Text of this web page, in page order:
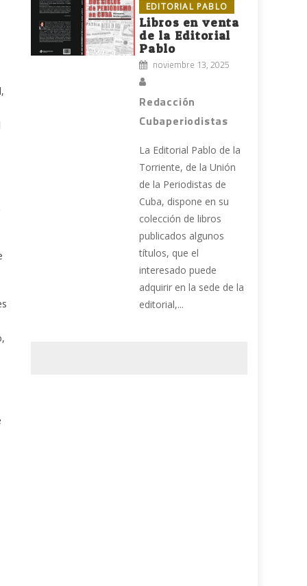
EDITORIAL PABLO
Libros en venta
de la Editorial
Pablo
noviembre 13, 2025
Redacción
Cubaperiodistas
La Editorial Pablo de la
Torriente, de la Unión
de la Periodistas de
Cuba, dispone en su
colección de libros
publicados algunos
títulos, que el
interesado puede
adquirir en la sede de la
editorial,...